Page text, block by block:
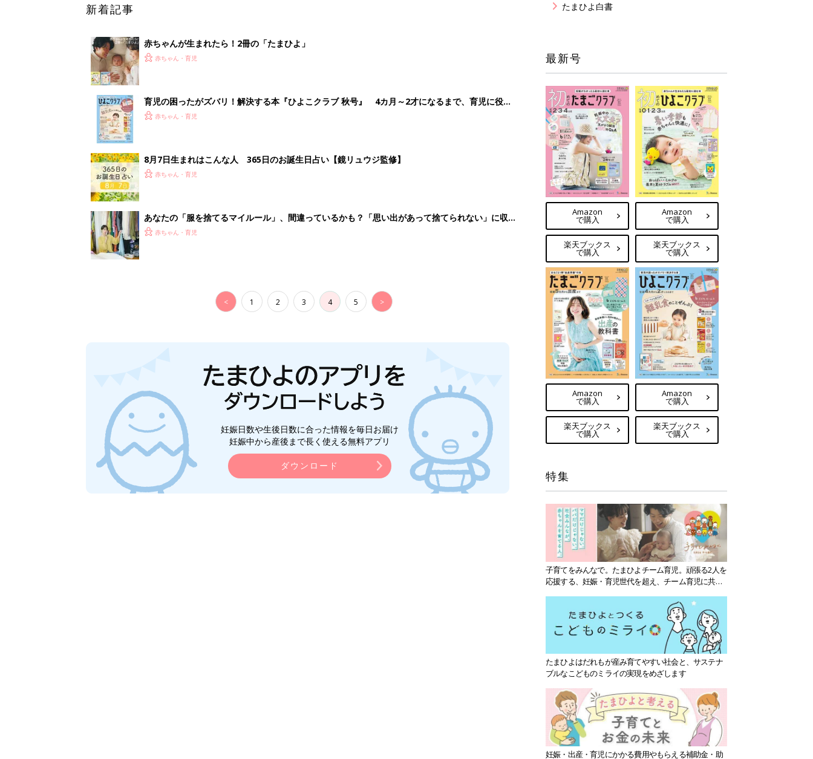
新着記事
赤ちゃんが生まれたら！2冊の「たまひよ」
赤ちゃん・育児
育児の困ったがズバリ！解決する本『ひよこクラブ 秋号』 4カ月～2才になるまで、育児に役立
つ情報がいっぱい！
赤ちゃん・育児
8月7日生まれはこんな人 365日のお誕生日占い【鏡リュウジ監修】
赤ちゃん・育児
あなたの「服を捨てるマイルール」、間違っているかも？「思い出があって捨てられない」に収納
スタイリストが喝！
赤ちゃん・育児
< 1 2 3 4 5 >
妊娠日数や生後日数に合った情報を毎日お届け
妊娠中から産後まで長く使える無料アプリ
ダウンロード
たまひよ白書
最新号
Amazon
で購入
楽天ブックス
で購入
Amazon
で購入
楽天ブックス
で購入
Amazon
で購入
楽天ブックス
で購入
Amazon
で購入
楽天ブックス
で購入
特集
子育てをみんなで。たまひよチーム育児。頑張る2人を
応援する、妊娠・育児世代を超え、チーム育児に共感
たまひよはだれもが産み育てやすい社会と、サステナ
ブルなこどものミライの実現をめざします
妊娠・出産・育児にかかる費用やもらえる補助金・助